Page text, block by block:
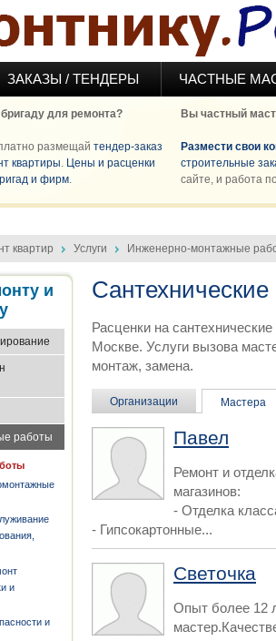
ЗАКАЗЫ / ТЕНДЕРЫ ЧАСТНЫЕ
для ремонта?
размещай тендер-заказ
квартиры. Цены и расценки
и фирм.
Вы частный
Размести свои
строительные
сайте, и работа
квартир Услуги Инженерно-монтажные
и
работы
и
и
Расценки на
Москве. Услуги вызова
монтаж, замена.
Организации Мастера
Павел
Ремонт и
магазинов:
- Отделка
- Гипсокартонные...
Светочка
Опыт более 12